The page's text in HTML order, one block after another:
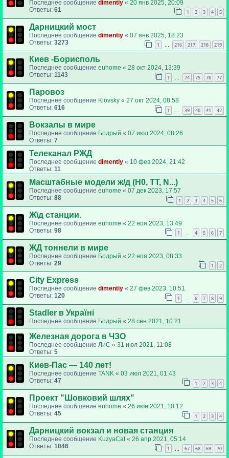
Последнее сообщение dimentiy « 20 янв 2025, 20:09
Ответы: 61 1 2 3 4 5
Дарницкий мост
Последнее сообщение dimentiy « 07 янв 2025, 18:23
Ответы: 3273 1 … 216 217 218 219
Киев -Борисполь
Последнее сообщение euhome « 28 окт 2024, 13:39
Ответы: 1143 1 … 74 75 76 77
Паровоз
Последнее сообщение Klovsky « 27 окт 2024, 08:58
Ответы: 616 1 39 40 41 42
Вокзалы в мире
Последнее сообщение Бодрый « 07 июл 2024, 08:26
Ответы: 7
Телеканал РЖД
Последнее сообщение dimentiy « 10 фев 2024, 21:42
Ответы: 11
Масштабные модели ж/д (H0, TT, N...)
Последнее сообщение euhome « 07 дек 2023, 17:57
Ответы: 88 1 2 3 4 5 6
Ж\д станции.
Последнее сообщение euhome « 22 ноя 2023, 13:49
Ответы: 98 1 4 5 6 7
ЖД тоннели в мире
Последнее сообщение Бодрый « 22 ноя 2023, 08:33
Ответы: 29 1 2
City Express
Последнее сообщение dimentiy « 27 фев 2023, 10:51
Ответы: 120 1 … 6 7 8 9
Stadler в Україні
Последнее сообщение Бодрый « 28 сен 2021, 10:21
Железная дорога в ЧЗО
Последнее сообщение ЛиС « 31 июл 2021, 11:08
Ответы: 5
Киев-Пас — 140 лет!
Последнее сообщение TANK « 03 июл 2021, 01:43
Ответы: 47 1 2 3 4
Проект "Шовковий шлях"
Последнее сообщение euhome « 26 июн 2021, 10:12
Ответы: 45 1 2 3 4
Дарницкий вокзал и новая станция
Последнее сообщение KuzyaCat « 26 апр 2021, 05:14
Ответы: 1046 1 67 68 69 70